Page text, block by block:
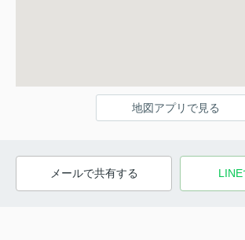
地図アプリで見る
メールで共有する